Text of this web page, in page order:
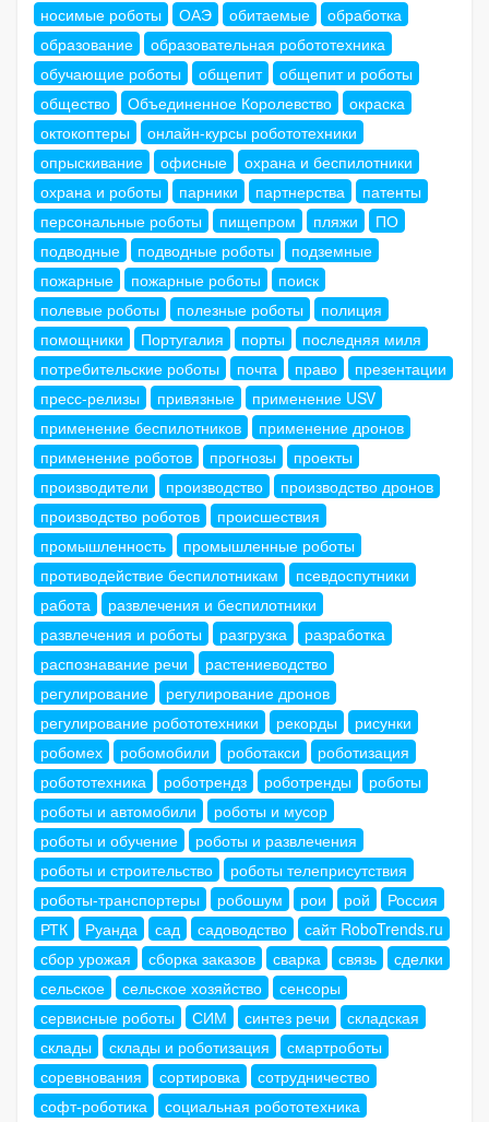
носимые роботы
ОАЭ обитаемые
обработка
образование
образовательная робототехника
обучающие роботы
общепит
общепит и роботы
общество
Объединенное Королевство
окраска
октокоптеры
онлайн-курсы робототехники
опрыскивание
офисные
охрана и беспилотники
охрана и роботы
парники партнерства
патенты
персональные роботы
пищепром пляжи
ПО
подводные
подводные роботы
подземные
пожарные
пожарные роботы
поиск
полевые роботы
полезные роботы
полиция
помощники
Португалия порты
последняя миля
потребительские роботы
почта право
презентации
пресс-релизы
привязные
применение USV
применение беспилотников
применение дронов
применение роботов
прогнозы
проекты
производители
производство
производство дронов
производство роботов
происшествия
промышленность
промышленные роботы
противодействие беспилотникам
псевдоспутники
работа
развлечения и беспилотники
развлечения и роботы
разгрузка
разработка
распознавание речи
растениеводство
регулирование
регулирование дронов
регулирование робототехники
рекорды
рисунки
робомех
робомобили роботакси
роботизация
робототехника
роботрендз роботренды
роботы
роботы и автомобили
роботы и мусор
роботы и обучение
роботы и развлечения
роботы и строительство
роботы телеприсутствия
роботы-транспортеры
робошум рои рой
Россия
РТК
Руанда сад садоводство
сайт RoboTrends.ru
сбор урожая
сборка заказов сварка связь
сделки
сельское
сельское хозяйство
сенсоры
сервисные роботы
СИМ синтез речи
складская
склады
склады и роботизация
смартроботы
соревнования
сортировка
сотрудничество
софт-роботика
социальная робототехника